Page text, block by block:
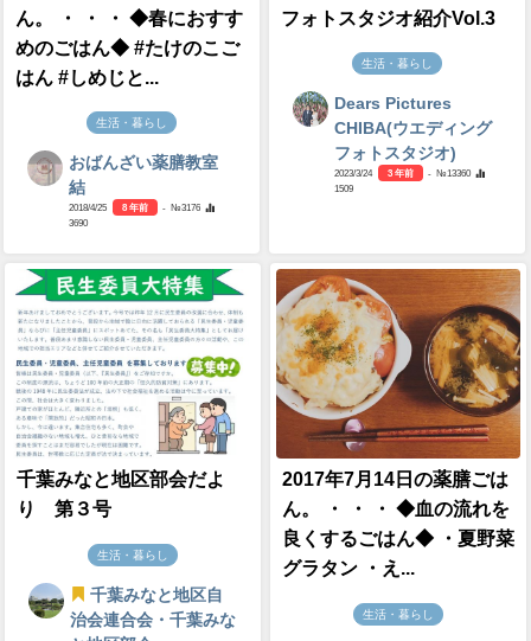
ん。 ・ ・ ・ ◆春におすす
めのごはん◆ #たけのこご
はん #しめじと...
生活・暮らし
おばんざい薬膳教室
結
2018/4/25 8 年前
- №3176
3690
フォトスタジオ紹介Vol.3
生活・暮らし
Dears Pictures
CHIBA(ウエディング
フォトスタジオ)
2023/3/24 3 年前
- №13360
1509
千葉みなと地区部会だよ
り 第３号
生活・暮らし
千葉みなと地区自
治会連合会・千葉みな
2017年7月14日の薬膳ごは
ん。 ・ ・ ・ ◆血の流れを
良くするごはん◆ ・夏野菜
グラタン ・え...
生活・暮らし